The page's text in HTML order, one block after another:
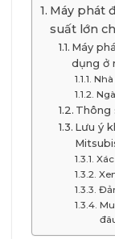
Máy phát
suất lớn
Máy
dụng ở
Thông
Lưu ý